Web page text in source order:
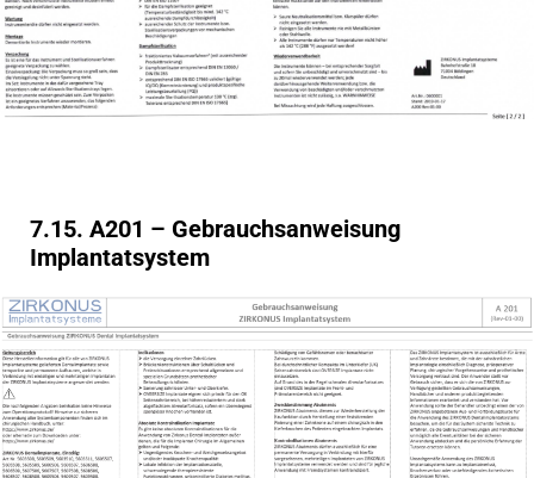
7.15. A201 – Gebrauchsanweisung
Implantatsystem